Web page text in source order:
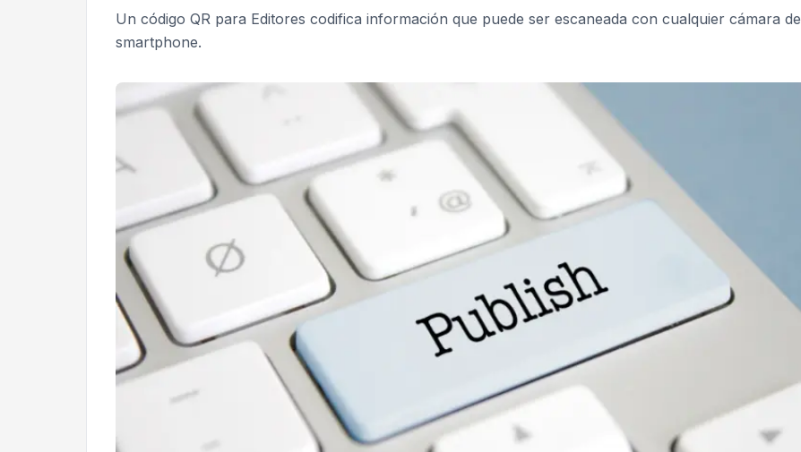
Un código QR para Editores codifica información que puede ser escaneada con cualquier cámara de
smartphone.